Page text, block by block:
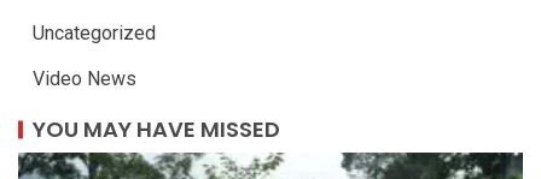
Uncategorized
Video News
YOU MAY HAVE MISSED